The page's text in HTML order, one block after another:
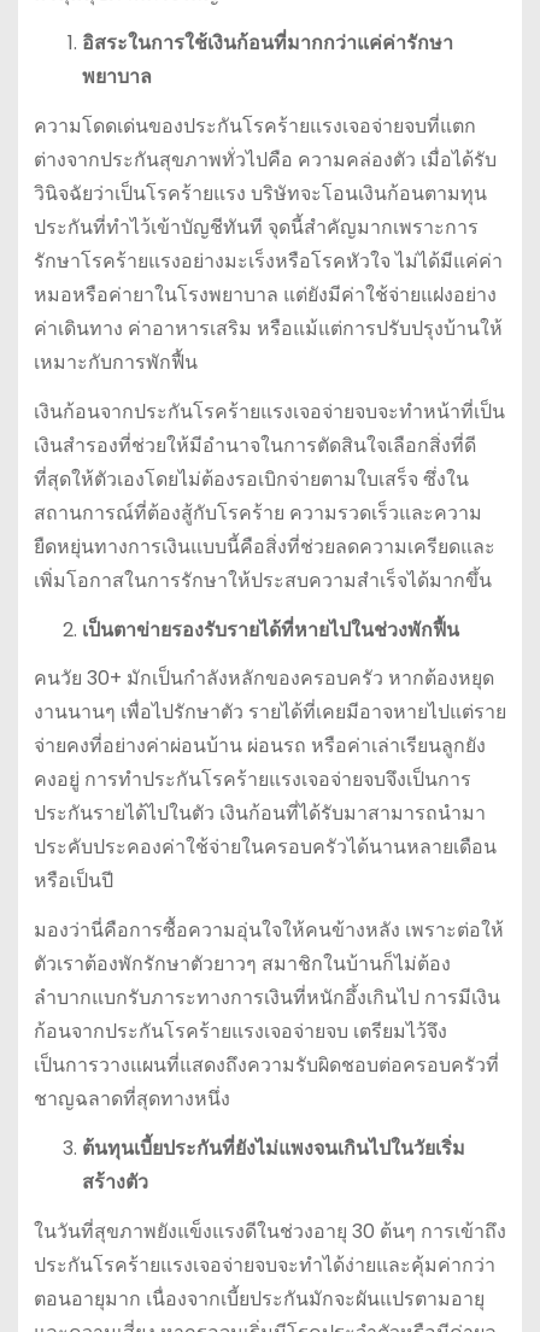
อิสระในการใช้เงินก้อนที่มากกว่าแค่ค่ารักษา
พยาบาล
ความโดดเด่นของประกันโรคร้ายแรงเจอจ่ายจบที่แตก
ต่างจากประกันสุขภาพทั่วไปคือ ความคล่องตัว เมื่อได้รับ
วินิจฉัยว่าเป็นโรคร้ายแรง บริษัทจะโอนเงินก้อนตามทุน
ประกันที่ทำไว้เข้าบัญชีทันที จุดนี้สำคัญมากเพราะการ
รักษาโรคร้ายแรงอย่างมะเร็งหรือโรคหัวใจ ไม่ได้มีแค่ค่า
หมอหรือค่ายาในโรงพยาบาล แต่ยังมีค่าใช้จ่ายแฝงอย่าง
ค่าเดินทาง ค่าอาหารเสริม หรือแม้แต่การปรับปรุงบ้านให้
เหมาะกับการพักฟื้น
เงินก้อนจากประกันโรคร้ายแรงเจอจ่ายจบจะทำหน้าที่เป็น
เงินสำรองที่ช่วยให้มีอำนาจในการตัดสินใจเลือกสิ่งที่ดี
ที่สุดให้ตัวเองโดยไม่ต้องรอเบิกจ่ายตามใบเสร็จ ซึ่งใน
สถานการณ์ที่ต้องสู้กับโรคร้าย ความรวดเร็วและความ
ยืดหยุ่นทางการเงินแบบนี้คือสิ่งที่ช่วยลดความเครียดและ
เพิ่มโอกาสในการรักษาให้ประสบความสำเร็จได้มากขึ้น
เป็นตาข่ายรองรับรายได้ที่หายไปในช่วงพักฟื้น
คนวัย 30+ มักเป็นกำลังหลักของครอบครัว หากต้องหยุด
งานนานๆ เพื่อไปรักษาตัว รายได้ที่เคยมีอาจหายไปแต่ราย
จ่ายคงที่อย่างค่าผ่อนบ้าน ผ่อนรถ หรือค่าเล่าเรียนลูกยัง
คงอยู่ การทำประกันโรคร้ายแรงเจอจ่ายจบจึงเป็นการ
ประกันรายได้ไปในตัว เงินก้อนที่ได้รับมาสามารถนำมา
ประคับประคองค่าใช้จ่ายในครอบครัวได้นานหลายเดือน
หรือเป็นปี
มองว่านี่คือการซื้อความอุ่นใจให้คนข้างหลัง เพราะต่อให้
ตัวเราต้องพักรักษาตัวยาวๆ สมาชิกในบ้านก็ไม่ต้อง
ลำบากแบกรับภาระทางการเงินที่หนักอึ้งเกินไป การมีเงิน
ก้อนจากประกันโรคร้ายแรงเจอจ่ายจบ เตรียมไว้จึง
เป็นการวางแผนที่แสดงถึงความรับผิดชอบต่อครอบครัวที่
ชาญฉลาดที่สุดทางหนึ่ง
ต้นทุนเบี้ยประกันที่ยังไม่แพงจนเกินไปในวัยเริ่ม
สร้างตัว
ในวันที่สุขภาพยังแข็งแรงดีในช่วงอายุ 30 ต้นๆ การเข้าถึง
ประกันโรคร้ายแรงเจอจ่ายจบจะทำได้ง่ายและคุ้มค่ากว่า
ตอนอายุมาก เนื่องจากเบี้ยประกันมักจะผันแปรตามอายุ